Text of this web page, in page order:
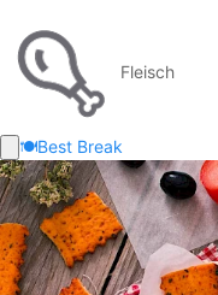
Fleisch
🍽️Best Break